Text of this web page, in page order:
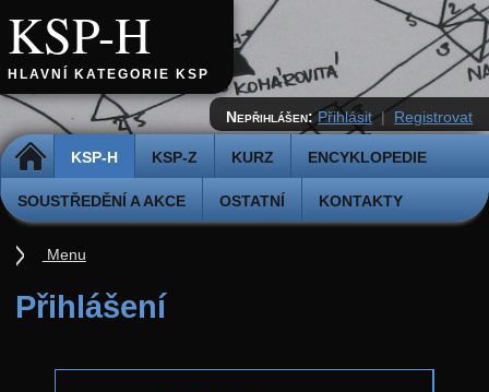
KSP-H
HLAVNÍ KATEGORIE KSP
DOMŮ KSP-H KSP-Z KURZ ENCYKLOPEDIE
SOUSTŘEDĚNÍ A AKCE OSTATNÍ KONTAKTY
Nepřihlášen: Přihlásit | Registrovat
Přihlášení
Menu